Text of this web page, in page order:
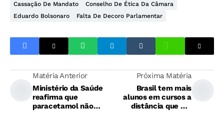
Cassação De Mandato
Conselho De Ética Da Câmara
Eduardo Bolsonaro
Falta De Decoro Parlamentar
Matéria Anterior
Ministério da Saúde
reafirma que
paracetamol não
Próxima Matéria
Brasil tem mais
alunos em cursos a
distância que em